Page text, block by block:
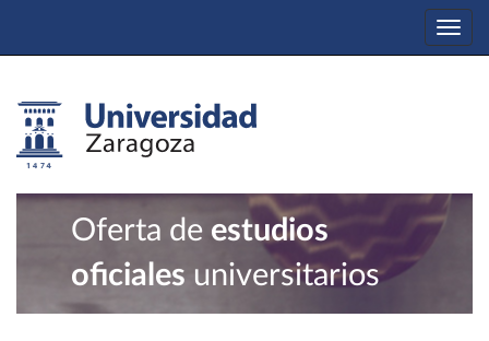
Oferta de estudios
oficiales universitarios